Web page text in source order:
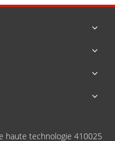
haute technologie 410025